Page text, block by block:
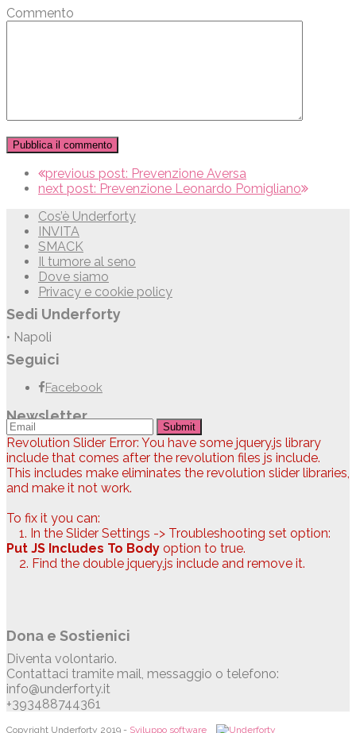
Commento
previous post: Prevenzione Aversa
next post: Prevenzione Leonardo Pomigliano
Cos’è Underforty
INVITA
SMACK
Il tumore al seno
Dove siamo
Privacy e cookie policy
Sedi Underforty
• Napoli
Seguici
Facebook
Newsletter
Submit
Revolution Slider Error: You have some jquery.js library
include that comes after the revolution files js include.
This includes make eliminates the revolution slider libraries,
and make it not work.
To fix it you can:
1. In the Slider Settings -> Troubleshooting set option:
Put JS Includes To Body option to true.
2. Find the double jquery.js include and remove it.
Dona e Sostienici
Diventa volontario.
Contattaci tramite mail, messaggio o telefono:
info@underforty.it
+393488744361
Copyright Underforty 2019 - Sviluppo software